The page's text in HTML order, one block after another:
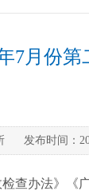
7月份
发布时间：
查办法》《